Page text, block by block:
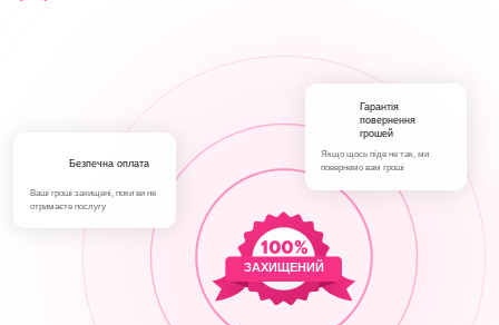
ЗАХИЩЕНИЙ
Безпечна оплата
Ваші гроші захищені, поки ви не
отримаєте послугу
Гарантія
повернення
грошей
Якщо щось піде не так, ми
повернемо вам гроші